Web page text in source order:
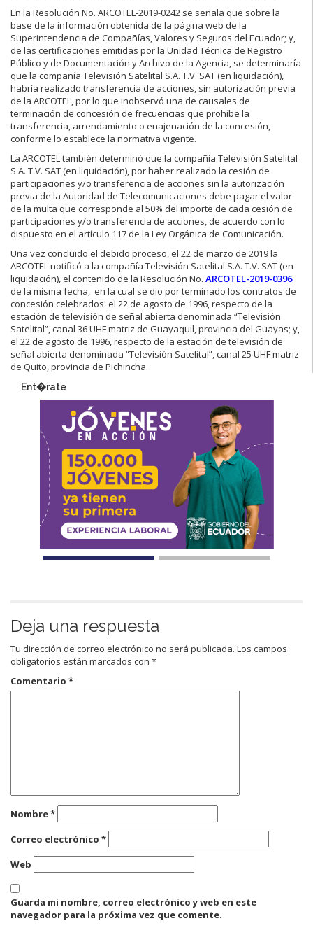
En la Resolución No. ARCOTEL-2019-0242 se señala que sobre la
base de la información obtenida de la página web de la
Superintendencia de Compañías, Valores y Seguros del Ecuador; y,
de las certificaciones emitidas por la Unidad Técnica de Registro
Público y de Documentación y Archivo de la Agencia, se determinaría
que la compañía Televisión Satelital S.A. T.V. SAT (en liquidación),
habría realizado transferencia de acciones, sin autorización previa
de la ARCOTEL, por lo que inobservó una de causales de
terminación de concesión de frecuencias que prohíbe la
transferencia, arrendamiento o enajenación de la concesión,
conforme lo establece la normativa vigente.
La ARCOTEL también determinó que la compañía Televisión Satelital
S.A. T.V. SAT (en liquidación), por haber realizado la cesión de
participaciones y/o transferencia de acciones sin la autorización
previa de la Autoridad de Telecomunicaciones debe pagar el valor
de la multa que corresponde al 50% del importe de cada cesión de
participaciones y/o transferencia de acciones, de acuerdo con lo
dispuesto en el artículo 117 de la Ley Orgánica de Comunicación.
Una vez concluido el debido proceso, el 22 de marzo de 2019 la
ARCOTEL notificó a la compañía Televisión Satelital S.A. T.V. SAT (en
liquidación), el contenido de la Resolución No. ARCOTEL-2019-0396
de la misma fecha, en la cual se dio por terminado los contratos de
concesión celebrados: el 22 de agosto de 1996, respecto de la
estación de televisión de señal abierta denominada “Televisión
Satelital”, canal 36 UHF matriz de Guayaquil, provincia del Guayas; y,
el 22 de agosto de 1996, respecto de la estación de televisión de
señal abierta denominada “Televisión Satelital”, canal 25 UHF matriz
de Quito, provincia de Pichincha.
Ent�rate
Deja una respuesta
Tu dirección de correo electrónico no será publicada. Los campos
obligatorios están marcados con *
Comentario *
Nombre*
Correo electrónico *
Web
Guarda mi nombre, correo electrónico y web en este
navegador para la próxima vez que comente.